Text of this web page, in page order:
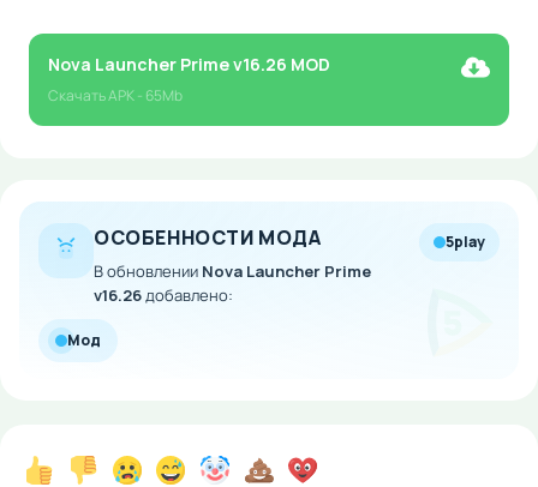
Nova Launcher Prime v16.26 MOD
СкачатьAPK- 65Mb
ОСОБЕННОСТИ МОДА
В обновлении Nova Launcher Prime
v16.26добавлено:
5play
Мод